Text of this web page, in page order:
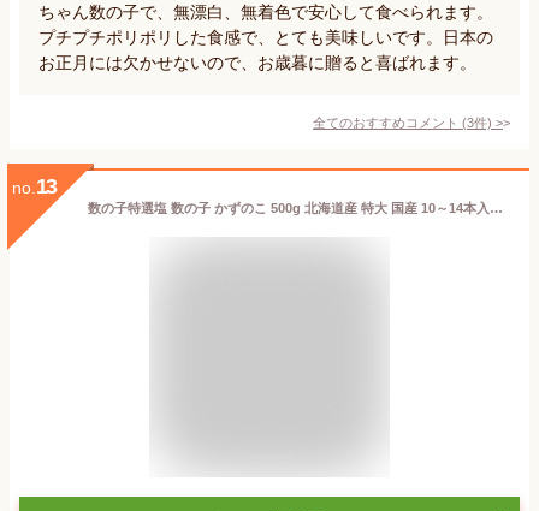
ちゃん数の子で、無漂白、無着色で安心して食べられます。
プチプチポリポリした食感で、とても美味しいです。日本の
お正月には欠かせないので、お歳暮に贈ると喜ばれます。
全てのおすすめコメント (3件) >
no. 13
数の子特選塩 数の子 かずのこ 500g 北海道産 特大 国産 10～14本入り【贈答ギフト】【かずのこ】【smtb-tk】 塩数の子 人気 sioko500 食品 おせち おせち料理 お正月 正月料理 お歳暮 ギフト 贈答